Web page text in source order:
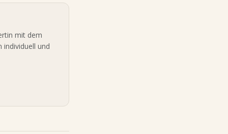
mit dem
individuell und